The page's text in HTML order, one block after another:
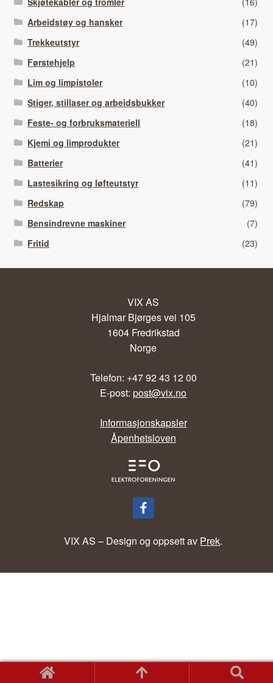
Arbeidstøy og hansker
(17)
Trekkeutstyr
(49)
Førstehjelp
(21)
Lim og limpistoler
(10)
Stiger, stillaser og arbeidsbukker
(40)
Feste- og forbruksmateriell
(18)
Kjemi og limprodukter
(21)
Batterier
(41)
Lastesikring og løfteutstyr
(11)
Redskap
(79)
Bensindrevne maskiner
(7)
Fritid
(23)
VIX AS
Hjalmar Bjørges vei 105
1604 Fredrikstad
Norge
Telefon: +47 92 43 12 00
E-post:post@vix.no
Informasjonskapsler
Åpenhetsloven
VIX AS – Design og oppsett av Prek.